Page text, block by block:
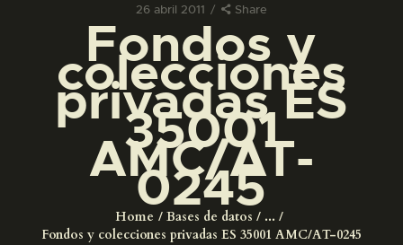
26 abril 2011 Share
Fondos y
colecciones
privadas ES
35001
AMC/AT-
0245
Home Bases de datos
...
Fondos y colecciones privadas ES 35001 AMC/AT-0245
PREPARAR LA VISITA
ACTIVIDADES
EL MUSEO